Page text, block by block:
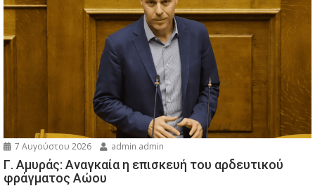
7 Αυγούστου 2026 admin admin
Γ. Αμυράς: Αναγκαία η επισκευή του αρδευτικού
φράγματος Αώου